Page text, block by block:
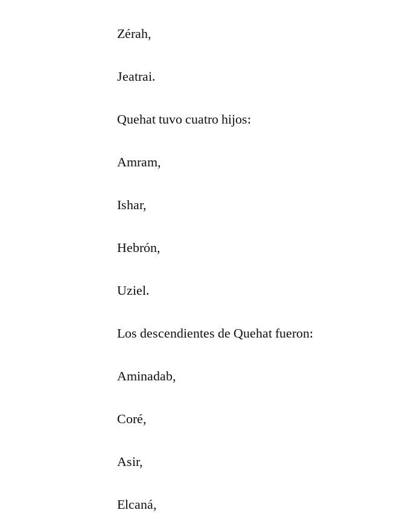
Zérah,
Jeatrai.
Quehat tuvo cuatro hijos:
Amram,
Ishar,
Hebrón,
Uziel.
Los descendientes de Quehat fueron:
Aminadab,
Coré,
Asir,
Elcaná,